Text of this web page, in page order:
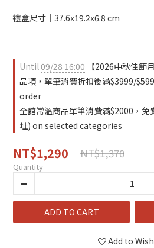
禮盒尺寸｜37.6x19.2x6.8 cm
Until09/28 16:00 【2026中秋佳節
品項，單筆消費折扣後滿$3999/
order
全館常溫商品單筆消費滿$2000，免
址) on selected categories
NT$1,290 NT$1,370
Quantity
ADD TO CART
Add to